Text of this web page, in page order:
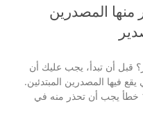
منها المصدرين
قبل أن تبدأ، يجب عليك أن
فيها المصدرين المبتدئين.
لذلك، نقدم لك مقالًا يستعرض أهم 12 خطأ يجب أن تحذر منه في